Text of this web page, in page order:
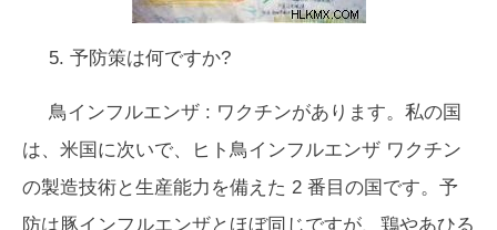
5. 予防策は何ですか?
鳥インフルエンザ : ワクチンがあります。私の国
は、米国に次いで、ヒト鳥インフルエンザ ワクチン
の製造技術と生産能力を備えた 2 番目の国です。予
防は豚インフルエンザとほぼ同じですが、鶏やあひる